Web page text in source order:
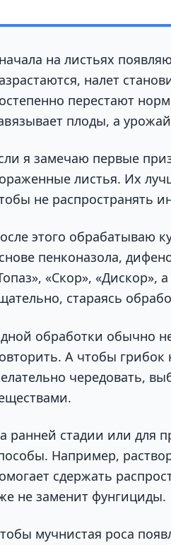
на листьях
налет
перестают
плоды, а
я замечаю первые
листья. Их
не распространять
этого обрабатываю
пенконазола,
«Скор», «Дискор»,
стараясь
обработки обычно
А чтобы грибок
чередовать,
ранней стадии или для
Например,
сдержать
не заменит фунгициды.
мучнистая роса